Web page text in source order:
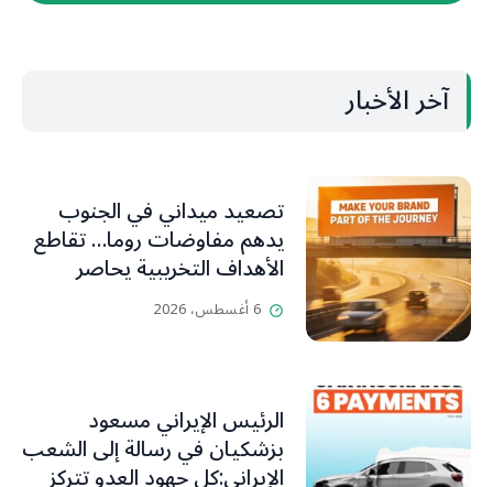
آخر الأخبار
تصعيد ميداني في الجنوب
يدهم مفاوضات روما… تقاطع
الأهداف التخريبية يحاصر
الجانب اللبناني
6 أغسطس، 2026
الرئيس الإيراني مسعود
بزشكيان في رسالة إلى الشعب